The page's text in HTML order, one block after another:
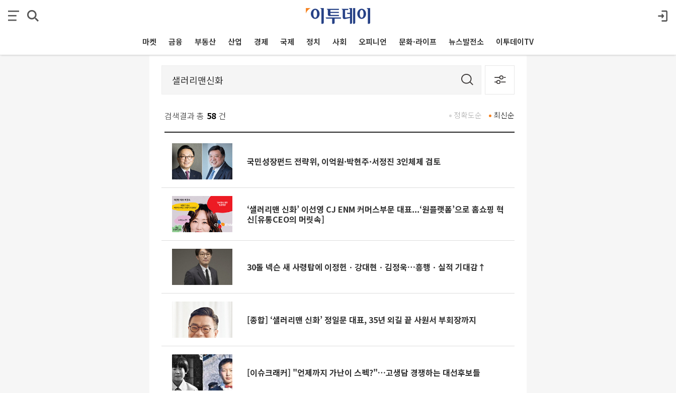
마켓 금융 부동산 산업 경제 국제 정치 사회 오피니언 문화·라이프 뉴스발전소 이투데이TV
검색결과 총 58 건 최신순
정확도순
국민성장펀드 전략위, 이억원·박현주·서정진 3인체제 검토
‘샐러리맨 신화’ 이선영 CJ ENM 커머스부문 대표...‘원플랫폼’으로 홈쇼핑 혁
신[유통CEO의 머릿속]
30돌 넥슨 새 사령탑에 이정헌ㆍ강대현ㆍ김정욱…흥행ㆍ실적 기대감↑
[종합] ‘샐러리맨 신화’ 정일문 대표, 35년 외길 끝 사원서 부회장까지
[이슈크래커] "언제까지 가난이 스펙?"…고생담 경쟁하는 대선후보들